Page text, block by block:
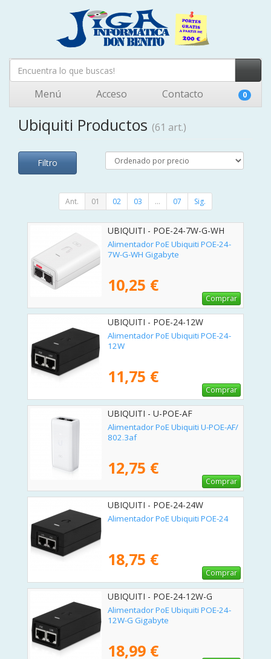
Menú Acceso Contacto 0
Ubiquiti Productos (61 art.)
Filtro
Ant. 01 02 03 ... 07 Sig.
UBIQUITI - POE-24-7W-G-WH
Alimentador PoE Ubiquiti POE-24-
7W-G-WH Gigabyte
10,25 €
Comprar
UBIQUITI - POE-24-12W
Alimentador PoE Ubiquiti POE-24-
12W
11,75 €
Comprar
UBIQUITI - U-POE-AF
Alimentador PoE Ubiquiti U-POE-AF/
802.3af
12,75 €
Comprar
UBIQUITI - POE-24-24W
Alimentador PoE Ubiquiti POE-24
18,75 €
Comprar
UBIQUITI - POE-24-12W-G
Alimentador PoE Ubiquiti POE-24-
12W-G Gigabyte
18,99 €